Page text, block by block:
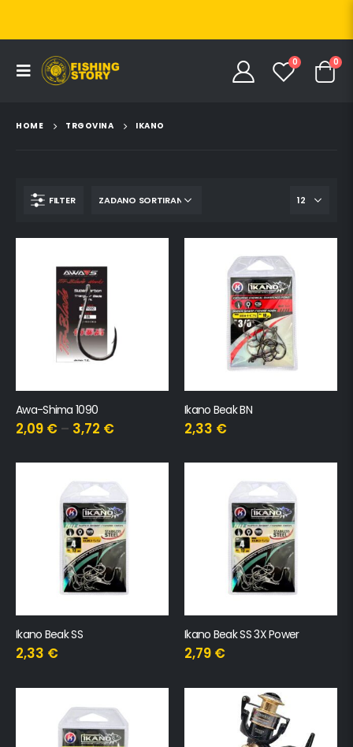
0 0
HOME TRGOVINA IKANO
FILTER
Awa-Shima 1090
2,09 € – 3,72 €
Ikano Beak BN
2,33 €
Ikano Beak SS
2,33 €
Ikano Beak SS 3X Power
2,79 €